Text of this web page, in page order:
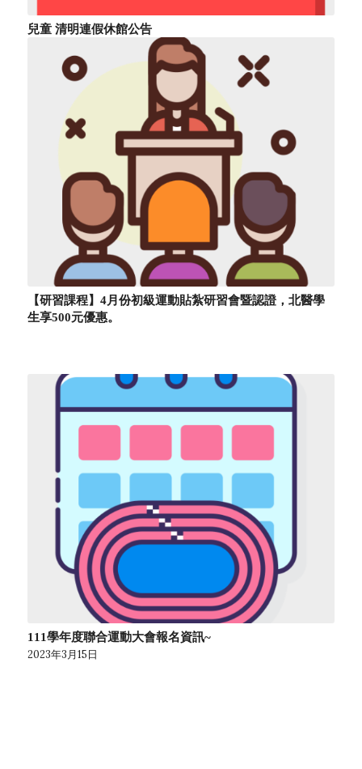
兒童 清明連假休館公告
【研習課程】4月份初級運動貼紮研習會暨認證，北醫學
生享500元優惠。
111學年度聯合運動大會報名資訊~
2023年3月15日